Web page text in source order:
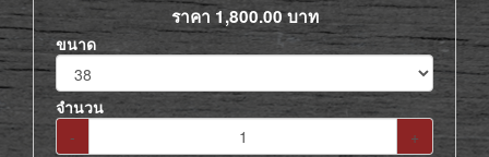
ราคา 1,800.00บาท
ขนาด
จำนวน
-
+